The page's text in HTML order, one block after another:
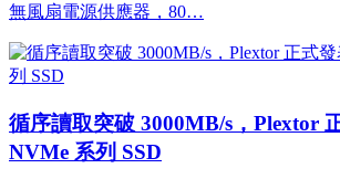
無風扇電源供應器，80…
循序讀取突破 3000MB/s，Plextor
NVMe 系列 SSD